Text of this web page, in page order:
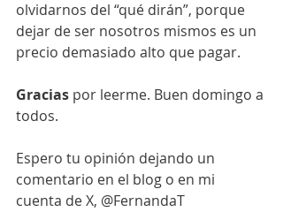
olvidarnos del “qué dirán”, porque
dejar de ser nosotros mismos es un
precio demasiado alto que pagar.
Gracias por leerme. Buen domingo a
todos.
Espero tu opinión dejando un
comentario en el blog o en mi
cuenta de X, @FernandaT